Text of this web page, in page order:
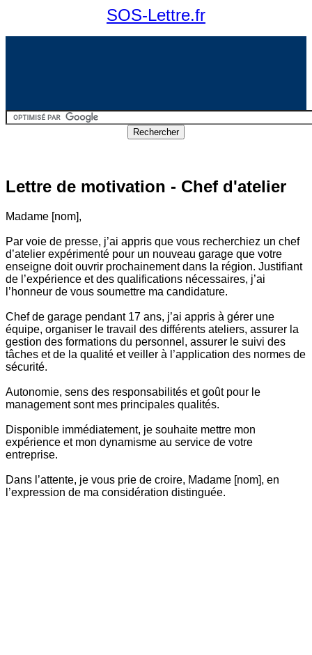
SOS-Lettre.fr
Lettre de motivation - Chef d'atelier
Madame [nom],
Par voie de presse, j’ai appris que vous recherchiez un chef
d’atelier expérimenté pour un nouveau garage que votre
enseigne doit ouvrir prochainement dans la région. Justifiant
de l’expérience et des qualifications nécessaires, j’ai
l’honneur de vous soumettre ma candidature.
Chef de garage pendant 17 ans, j’ai appris à gérer une
équipe, organiser le travail des différents ateliers, assurer la
gestion des formations du personnel, assurer le suivi des
tâches et de la qualité et veiller à l’application des normes de
sécurité.
Autonomie, sens des responsabilités et goût pour le
management sont mes principales qualités.
Disponible immédiatement, je souhaite mettre mon
expérience et mon dynamisme au service de votre
entreprise.
Dans l’attente, je vous prie de croire, Madame [nom], en
l’expression de ma considération distinguée.